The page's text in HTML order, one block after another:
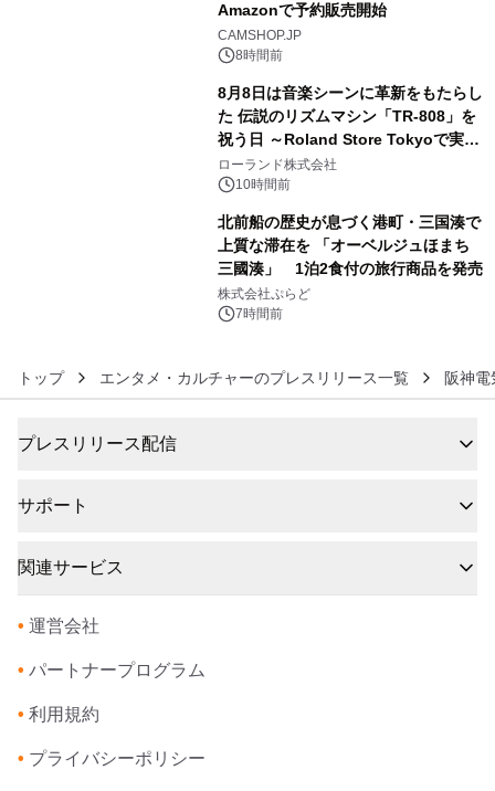
Amazonで予約販売開始
CAMSHOP.JP
8時間前
8月8日は音楽シーンに革新をもたらし
た 伝説のリズムマシン「TR-808」を
祝う日 ～Roland Store Tokyoで実機
を展示しての 記念キャンペーンを開
催 英国ラジオ「NTS」の 特別プログ
アーティストを フィーチャーしたアニ
メーションを公開～
ローランド株式会社
10時間前
北前船の歴史が息づく港町・三国湊で
上質な滞在を 「オーベルジュほまち
三國湊」 1泊2食付の旅行商品を発売
株式会社ぷらど
7時間前
トップ エンタメ・カルチャーのプレスリリース一覧 阪神
プレスリリース配信
サポート
関連サービス
• 運営会社
• パートナープログラム
• 利用規約
• プライバシーポリシー